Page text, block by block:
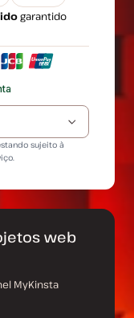
garantido
sujeito à
.
web
MyKinsta